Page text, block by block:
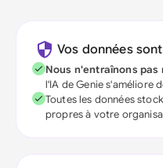
Vos données
Nous n'entraînons pas
l'IA de Genie s'améliore
Toutes les données
propres à votre